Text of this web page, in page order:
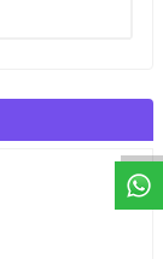
T
O
E
R
.
O
M.
T
R
i
l
i
l
t
i
m
g
i
ğ
i
i
ç
t
e
ş
k
k
ü
e
r
S
i
z
n
y
r
d
m
c
o
l
a
b
l
i
r
i